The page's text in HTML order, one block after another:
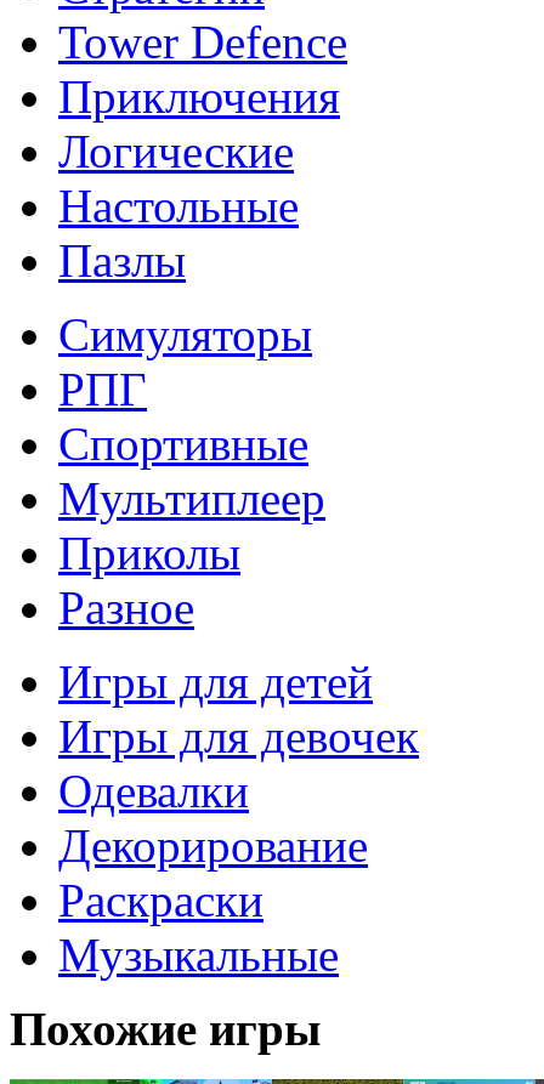
Tower Defence
Приключения
Логические
Настольные
Пазлы
Симуляторы
РПГ
Спортивные
Мультиплеер
Приколы
Разное
Игры для детей
Игры для девочек
Одевалки
Декорирование
Раскраски
Музыкальные
Похожие игры